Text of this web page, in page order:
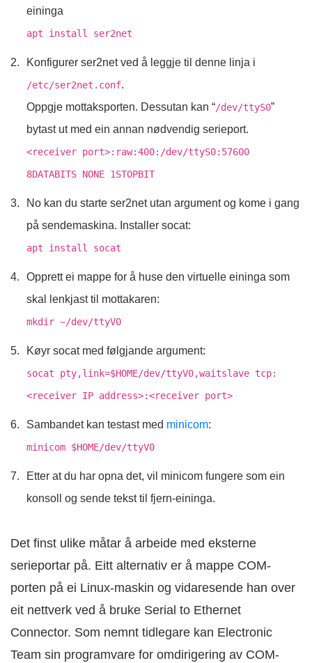
eininga
apt install ser2net
Konfigurer ser2net ved å leggje til denne linja i
/etc/ser2net.conf.
Oppgje mottaksporten. Dessutan kan “/dev/ttyS0”
bytast ut med ein annan nødvendig serieport.
<receiver port>:raw:400:/dev/ttyS0:57600
8DATABITS NONE 1STOPBIT
No kan du starte ser2net utan argument og kome i gang
på sendemaskina. Installer socat:
apt install socat
Opprett ei mappe for å huse den virtuelle eininga som
skal lenkjast til mottakaren:
mkdir ~/dev/ttyV0
Køyr socat med følgjande argument:
socat pty,link=$HOME/dev/ttyV0,waitslave tcp:
<receiver IP address>:<receiver port>
Sambandet kan testast med minicom:
minicom $HOME/dev/ttyV0
Etter at du har opna det, vil minicom fungere som ein
konsoll og sende tekst til fjern-eininga.
Det finst ulike måtar å arbeide med eksterne
serieportar på. Eitt alternativ er å mappe COM-
porten på ei Linux-maskin og vidaresende han over
eit nettverk ved å bruke Serial to Ethernet
Connector. Som nemnt tidlegare kan Electronic
Team sin programvare for omdirigering av COM-